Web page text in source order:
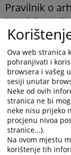
Pravilnik o
komisije
Tekst pravilnika
Prikazana vijest
Vijest dostupna
Ova web stranica
pohranjivati i
browsera i vašeg
sesiji unutar
Neke od ovih
stranica ne bi
neke nisu prijeko
procjenu nivoa
stranice...).
Na ovom mjestu
korištenje tih